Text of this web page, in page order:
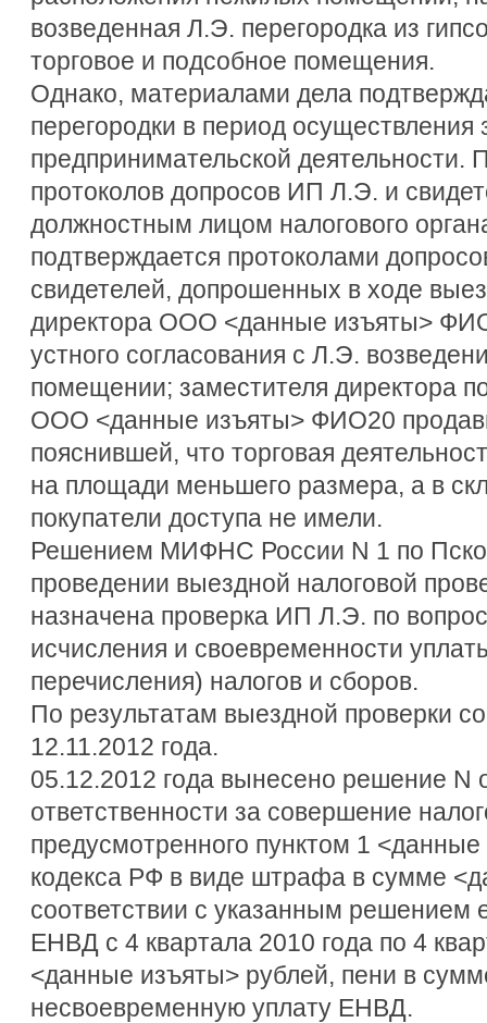
возведенная Л.Э. перегородка из
торговое и подсобное помещения.
Однако, материалами дела
перегородки в период осуществления
предпринимательской
протоколов допросов ИП Л.Э. и
должностным лицом налогового
подтверждается протоколами
свидетелей, допрошенных в ходе
директора ООО <данные изъяты>
устного согласования с Л.Э.
помещении; заместителя директора
ООО <данные изъяты> ФИО20
пояснившей, что торговая
на площади меньшего размера, а в
покупатели доступа не имели.
Решением МИФНС России N 1 по
проведении выездной налоговой
назначена проверка ИП Л.Э. по
исчисления и своевременности
перечисления) налогов и сборов.
По результатам выездной проверки
12.11.2012 года.
05.12.2012 года вынесено решение N
ответственности за совершение
предусмотренного пунктом 1
кодекса РФ в виде штрафа в сумме
соответствии с указанным решением
ЕНВД с 4 квартала 2010 года по 4
<данные изъяты> рублей, пени в
несвоевременную уплату ЕНВД.